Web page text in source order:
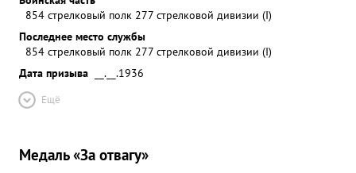
854 стрелковый полк 277 стрелковой дивизии (I)
Последнее место службы
854 стрелковый полк 277 стрелковой дивизии (I)
Дата призыва
__.__.1936
Ещё
Медаль «За отвагу»